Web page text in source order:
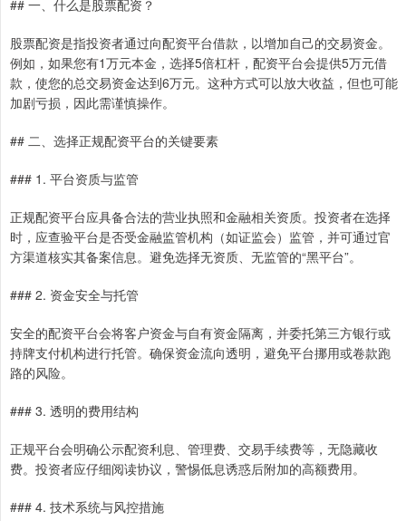
## 一、什么是股票配资？
股票配资是指投资者通过向配资平台借款，以增加自己的交易资金。
例如，如果您有1万元本金，选择5倍杠杆，配资平台会提供5万元借
款，使您的总交易资金达到6万元。这种方式可以放大收益，但也可能
加剧亏损，因此需谨慎操作。
## 二、选择正规配资平台的关键要素
### 1. 平台资质与监管
正规配资平台应具备合法的营业执照和金融相关资质。投资者在选择
时，应查验平台是否受金融监管机构（如证监会）监管，并可通过官
方渠道核实其备案信息。避免选择无资质、无监管的“黑平台”。
### 2. 资金安全与托管
安全的配资平台会将客户资金与自有资金隔离，并委托第三方银行或
持牌支付机构进行托管。确保资金流向透明，避免平台挪用或卷款跑
路的风险。
### 3. 透明的费用结构
正规平台会明确公示配资利息、管理费、交易手续费等，无隐藏收
费。投资者应仔细阅读协议，警惕低息诱惑后附加的高额费用。
### 4. 技术系统与风控措施